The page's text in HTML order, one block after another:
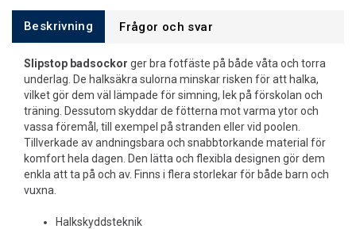
Beskrivning Frågor och svar
Slipstop badsockor ger bra fotfäste på både våta och torra
underlag. De halksäkra sulorna minskar risken för att halka,
vilket gör dem väl lämpade för simning, lek på förskolan och
träning. Dessutom skyddar de fötterna mot varma ytor och
vassa föremål, till exempel på stranden eller vid poolen.
Tillverkade av andningsbara och snabbtorkande material för
komfort hela dagen. Den lätta och flexibla designen gör dem
enkla att ta på och av. Finns i flera storlekar för både barn och
vuxna.
Halkskyddsteknik